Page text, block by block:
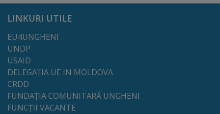
Achiziții
publice
Planuri/
Rapoarte
LINKURI UTILE
EU4UNGHENI
UNDP
USAID
DELEGAȚIA UE IN MOLDOVA
CRDD
FUNDAȚIA COMUNITARĂ UNGHENI
FUNCȚII VACANTE